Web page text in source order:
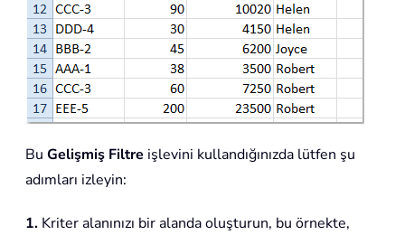
Bu Gelişmiş Filtre işlevini kullandığınızda lütfen şu
adımları izleyin:
1. Kriter alanınızı bir alanda oluşturun, bu örnekte,